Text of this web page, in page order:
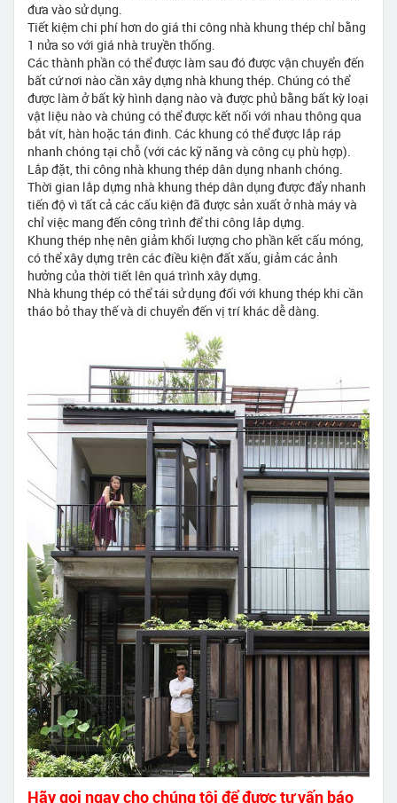
đưa vào sử dụng.
Tiết kiệm chi phí hơn do giá thi công nhà khung thép chỉ bằng
1 nửa so với giá nhà truyền thống.
Các thành phần có thể được làm sau đó được vận chuyển đến
bất cứ nơi nào cần xây dựng nhà khung thép. Chúng có thể
được làm ở bất kỳ hình dạng nào và được phủ bằng bất kỳ loại
vật liệu nào và chúng có thể được kết nối với nhau thông qua
bắt vít, hàn hoặc tán đinh. Các khung có thể được lắp ráp
nhanh chóng tại chỗ (với các kỹ năng và công cụ phù hợp).
Lắp đặt, thi công nhà khung thép dân dụng nhanh chóng.
Thời gian lắp dựng nhà khung thép dân dụng được đẩy nhanh
tiến độ vì tất cả các cấu kiện đã được sản xuất ở nhà máy và
chỉ việc mang đến công trình để thi công lắp dựng.
Khung thép nhẹ nên giảm khối lượng cho phần kết cấu móng,
có thể xây dựng trên các điều kiện đất xấu, giảm các ảnh
hưởng của thời tiết lên quá trình xây dựng.
Nhà khung thép có thể tái sử dụng đối với khung thép khi cần
tháo bỏ thay thế và di chuyển đến vị trí khác dễ dàng.
Hãy gọi ngay cho chúng tôi để được tư vấn báo